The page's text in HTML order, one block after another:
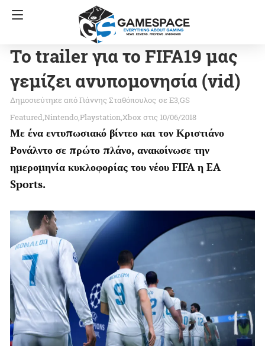
Το trailer για το FIFA19 μας
γεμίζει ανυπομονησία (vid)
Γιάννης Σταθόπουλος σε E3 GS
FeaturedNintendoPlaystationXbox στις 10/06/2018
Με ένα εντυπωσιακό βίντεο και τον Κριστιάνο
Ρονάλντο σε πρώτο πλάνο, ανακοίνωσε την
ημερομηνία κυκλοφορίας του νέου FIFA η EA
Sports.